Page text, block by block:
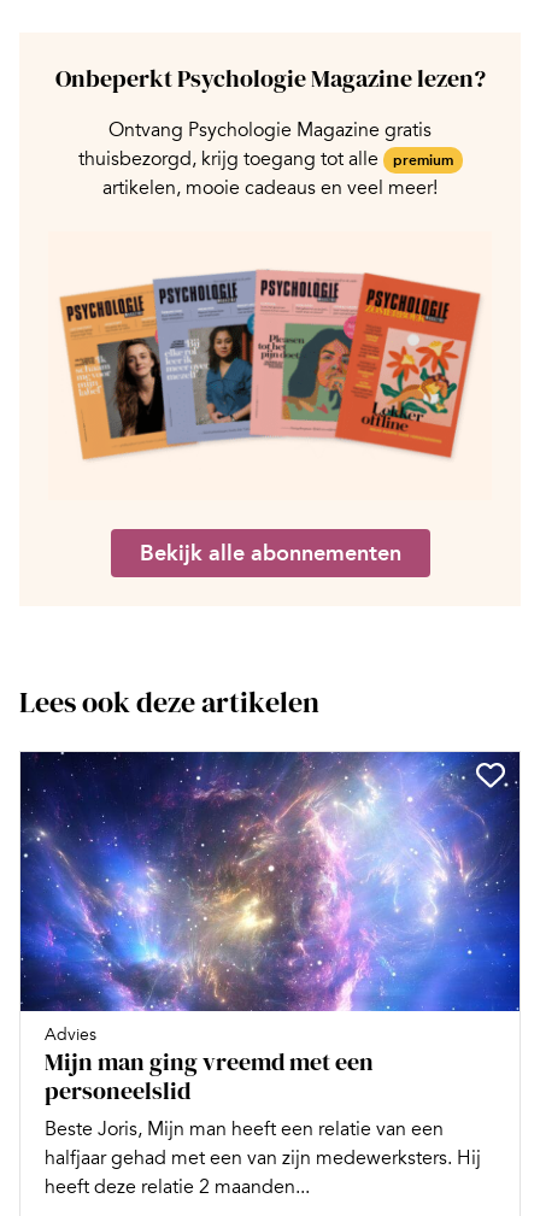
Onbeperkt Psychologie Magazine lezen?
Ontvang Psychologie Magazine gratis
thuisbezorgd, krijg toegang tot alle
premium
artikelen, mooie cadeaus en veel meer!
Bekijk alle abonnementen
Lees ook deze artikelen
Advies
Mijn man ging vreemd met een
personeelslid
Beste Joris, Mijn man heeft een relatie van een
halfjaar gehad met een van zijn medewerksters. Hij
heeft deze relatie 2 maanden...